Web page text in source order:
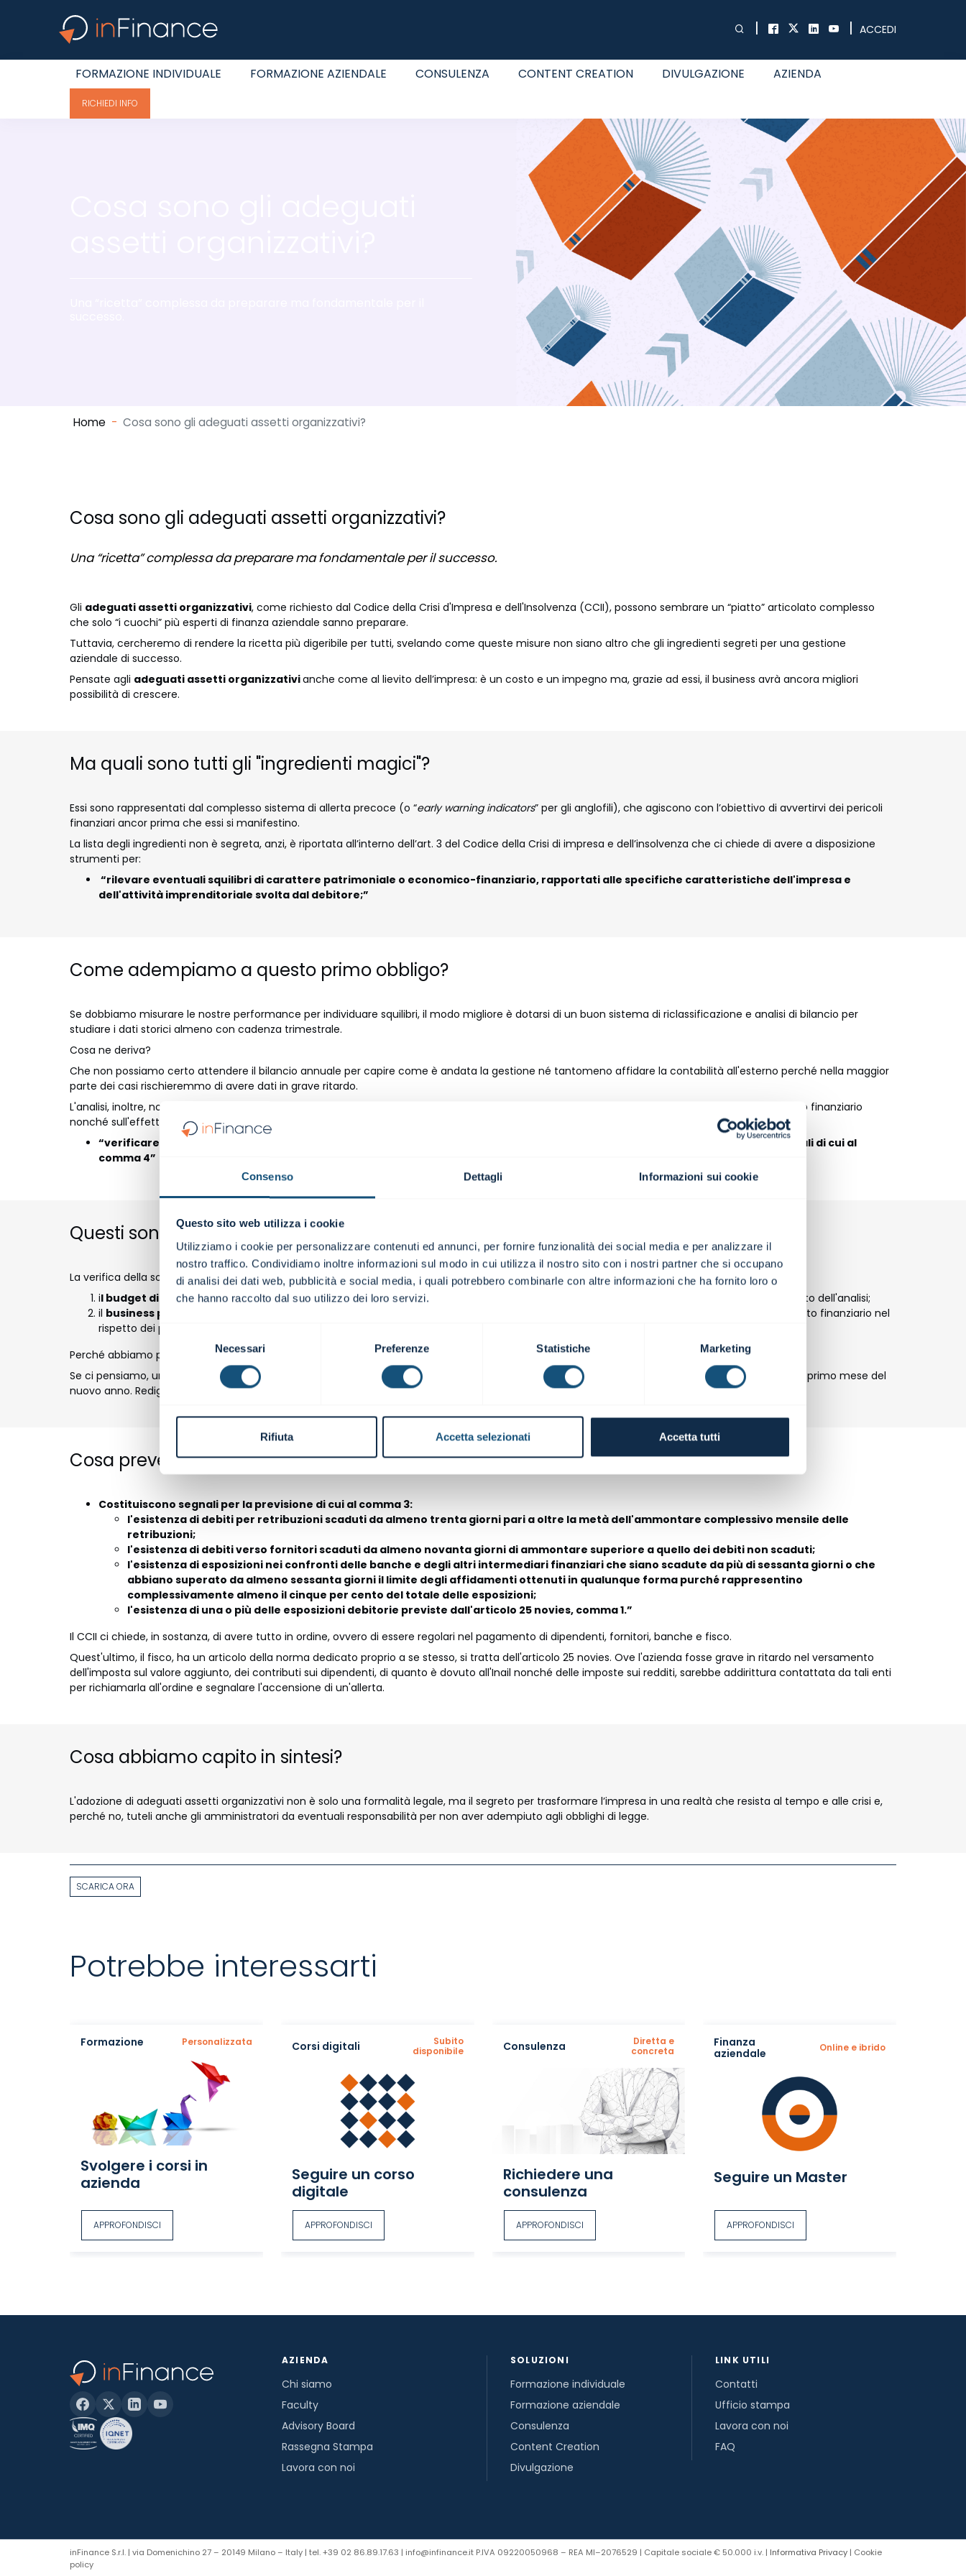
Consenso Dettagli Informazioni sui cookie
Questo sito web utilizza i cookie
Utilizziamo i cookie per personalizzare contenuti ed annunci, per fornire funzionalità dei social media e per analizzare il
nostro traffico. Condividiamo inoltre informazioni sul modo in cui utilizza il nostro sito con i nostri partner che si occupano
di analisi dei dati web, pubblicità e social media, i quali potrebbero combinarle con altre informazioni che ha fornito loro o
che hanno raccolto dal suo utilizzo dei loro servizi.
Necessari Preferenze Statistiche Marketing
Rifiuta Accetta selezionati Accetta tutti
| | ACCEDI
FORMAZIONE INDIVIDUALE FORMAZIONE AZIENDALE CONSULENZA CONTENT CREATION DIVULGAZIONE AZIENDA
RICHIEDI INFO
Home Cosa sono gli adeguati assetti organizzativi?
Cosa sono gli adeguati assetti organizzativi?
Una “ricetta” complessa da preparare ma fondamentale per il successo.
Gli adeguati assetti organizzativi, come richiesto dal Codice della Crisi d'Impresa e dell'Insolvenza (CCII), possono sembrare un “piatto” articolato complesso
che solo “i cuochi” più esperti di finanza aziendale sanno preparare.
Tuttavia, cercheremo di rendere la ricetta più digeribile per tutti, svelando come queste misure non siano altro che gli ingredienti segreti per una gestione
aziendale di successo.
Pensate agli adeguati assetti organizzativianche come al lievito dell’impresa: è un costo e un impegno ma, grazie ad essi, il business avrà ancora migliori
possibilità di crescere.
Ma quali sono tutti gli "ingredienti magici"?
Essi sono rappresentati dal complesso sistema di allerta precoce (o “early warning indicators” per gli anglofili), che agiscono con l’obiettivo di avvertirvi dei pericoli
finanziari ancor prima che essi si manifestino.
La lista degli ingredienti non è segreta, anzi, è riportata all’interno dell’art. 3 del Codice della Crisi di impresa e dell’insolvenza che ci chiede di avere a disposizione
strumenti per:
“rilevare eventuali squilibri di carattere patrimoniale o economico-finanziario, rapportati alle specifiche caratteristiche dell'impresa e
dell'attività imprenditoriale svolta dal debitore;”
Come adempiamo a questo primo obbligo?
Se dobbiamo misurare le nostre performance per individuare squilibri, il modo migliore è dotarsi di un buon sistema di riclassificazione e analisi di bilancio per
studiare i dati storici almeno con cadenza trimestrale.
Cosa ne deriva?
Che non possiamo certo attendere il bilancio annuale per capire come è andata la gestione né tantomeno affidare la contabilità all'esterno perché nella maggior
parte dei casi rischieremmo di avere dati in grave ritardo.
L'analisi, inoltre, non può fermarsi all'esame del mero utile ma deve estendersi all'analisi della struttura patrimoniale, in particolare quella del debito finanziario
nonché sull'effettiva capacità di produrre flussi di cassa che si evince dall'analisi del rendiconto finanziario.
“verificare la sostenibilità dei debiti e le prospettive di continuità aziendale almeno per i dodici mesi successivi e rilevare i segnali di cui al
comma 4”
Questi sono fra gli “ingredienti” più difficili da trovare in azienda.
La verifica della sostenibilità dei debiti prospettica prevede di dotarsi di almeno due strumenti:
il budget di tesoreria, per misurare la produzione e l’assorbimento di liquidità mese per mese e almeno per i tre mesi successivi al momento dell'analisi;
il business plan
, ovvero una proiezione economico patrimoniale e finanziaria almeno biennale, per misurare la capacità di rimborsare il debito finanziario nel
rispetto dei piani di ammortamento concordati con i partner finanziari.
Perché abbiamo parlato di proiezione finanziaria almeno biennale quando è richiesta un'analisi relativa ai 12 mesi successivi?
Se ci pensiamo, un business plan redatto per l'intero esercizio diviene immediatamente insufficiente a coprire 12 mesi di previsione già trascorso il primo mese del
nuovo anno. Redigere un business plan a due anni consente, invece, di aver sempre disponibili almeno 12 mesi di previsione futura.
Cosa prevede, invece, il “comma 4” dell’articolo 3 del CCII?
Costituiscono segnali per la previsione di cui al comma 3:
l'esistenza di debiti per retribuzioni scaduti da almeno trenta giorni pari a oltre la metà dell'ammontare complessivo mensile delle
retribuzioni;
l'esistenza di debiti verso fornitori scaduti da almeno novanta giorni di ammontare superiore a quello dei debiti non scaduti;
l'esistenza di esposizioni nei confronti delle banche e degli altri intermediari finanziari che siano scadute da più di sessanta giorni o che
abbiano superato da almeno sessanta giorni il limite degli affidamenti ottenuti in qualunque forma purché rappresentino
complessivamente almeno il cinque per cento del totale delle esposizioni;
l'esistenza di una o più delle esposizioni debitorie previste dall'articolo 25 novies, comma 1.”
Il CCII ci chiede, in sostanza, di avere tutto in ordine, ovvero di essere regolari nel pagamento di dipendenti, fornitori, banche e fisco.
Quest'ultimo, il fisco, ha un articolo della norma dedicato proprio a se stesso, si tratta dell'articolo 25 novies. Ove l'azienda fosse grave in ritardo nel versamento
dell'imposta sul valore aggiunto, dei contributi sui dipendenti, di quanto è dovuto all'Inail nonché delle imposte sui redditi, sarebbe addirittura contattata da tali enti
per richiamarla all'ordine e segnalare l'accensione di un'allerta.
Cosa abbiamo capito in sintesi?
L'adozione di adeguati assetti organizzativi non è solo una formalità legale, ma il segreto per trasformare l’impresa in una realtà che resista al tempo e alle crisi e,
perché no, tuteli anche gli amministratori da eventuali responsabilità per non aver adempiuto agli obblighi di legge.
SCARICA ORA
Potrebbe interessarti
Formazione Personalizzata
Svolgere i corsi in
azienda
APPROFONDISCI
Corsi digitali
Subito
disponibile
Seguire un corso
digitale
APPROFONDISCI
Consulenza
Diretta e
concreta
Richiedere una
consulenza
APPROFONDISCI
Finanza
aziendale
Online e ibrido
Seguire un Master
APPROFONDISCI
AZIENDA
Chi siamo
Faculty
Advisory Board
Rassegna Stampa
Lavora con noi
SOLUZIONI
Formazione individuale
Formazione aziendale
Consulenza
Content Creation
Divulgazione
LINK UTILI
Contatti
Ufficio stampa
Lavora con noi
FAQ
inFinance S.r.l. | via Domenichino 27 – 20149 Milano – Italy | tel. +39 02 86.89.17.63 | info@infinance.it P.IVA 09220050968 – REA MI–2076529 | Capitale sociale € 50.000 i.v. | Informativa Privacy | Cookie
policy